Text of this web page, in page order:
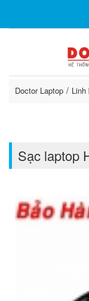
Doctor Laptop Linh
Sạc laptop